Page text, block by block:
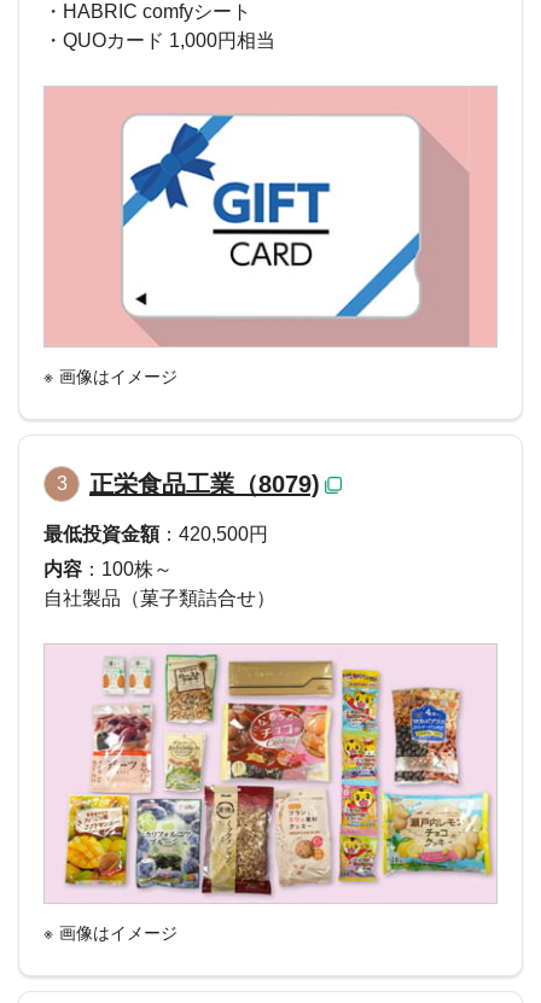
・HABRIC comfyシート
・QUOカード 1,000円相当
画像はイメージ
3 正栄食品工業（8079)
最低投資金額：420,500円
内容 ：100株～
自社製品（菓子類詰合せ）
画像はイメージ